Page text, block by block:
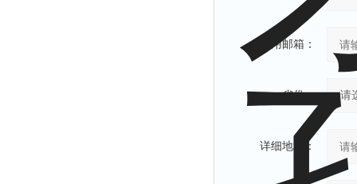
常用邮箱：
省份：
详细地址：